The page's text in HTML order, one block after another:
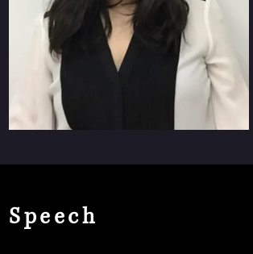
​Speech